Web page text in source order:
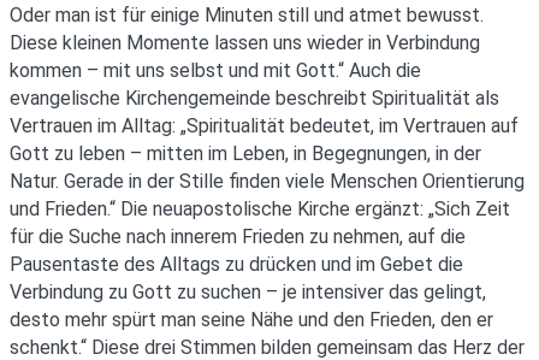
Oder man ist für einige Minuten still und atmet bewusst.
Diese kleinen Momente lassen uns wieder in Verbindung
kommen – mit uns selbst und mit Gott.“ Auch die
evangelische Kirchengemeinde beschreibt Spiritualität als
Vertrauen im Alltag: „Spiritualität bedeutet, im Vertrauen auf
Gott zu leben – mitten im Leben, in Begegnungen, in der
Natur. Gerade in der Stille finden viele Menschen Orientierung
und Frieden.“ Die neuapostolische Kirche ergänzt: „Sich Zeit
für die Suche nach innerem Frieden zu nehmen, auf die
Pausentaste des Alltags zu drücken und im Gebet die
Verbindung zu Gott zu suchen – je intensiver das gelingt,
desto mehr spürt man seine Nähe und den Frieden, den er
schenkt.“ Diese drei Stimmen bilden gemeinsam das Herz der